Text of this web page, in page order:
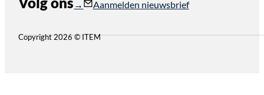
Follow us on Instagram
Follow us on YouTube
Aanmelden nieuwsbrief
Copyright 2026 © ITEM